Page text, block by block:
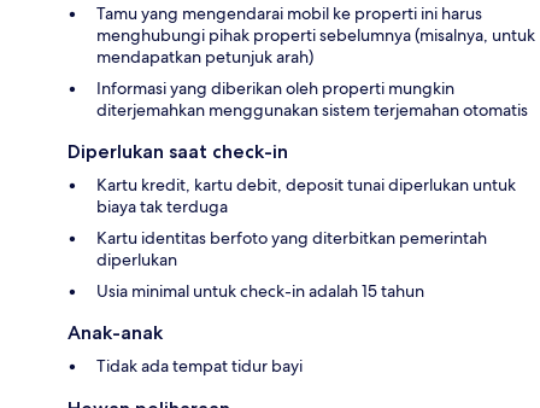
Tamu yang mengendarai mobil ke properti ini harus
menghubungi pihak properti sebelumnya (misalnya, untuk
mendapatkan petunjuk arah)
Informasi yang diberikan oleh properti mungkin
diterjemahkan menggunakan sistem terjemahan otomatis
Diperlukan saat check-in
Kartu kredit, kartu debit, deposit tunai diperlukan untuk
biaya tak terduga
Kartu identitas berfoto yang diterbitkan pemerintah
diperlukan
Usia minimal untuk check-in adalah 15 tahun
Anak-anak
Tidak ada tempat tidur bayi